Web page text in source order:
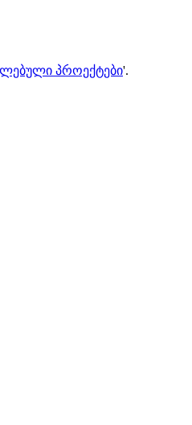
პროექტები'.